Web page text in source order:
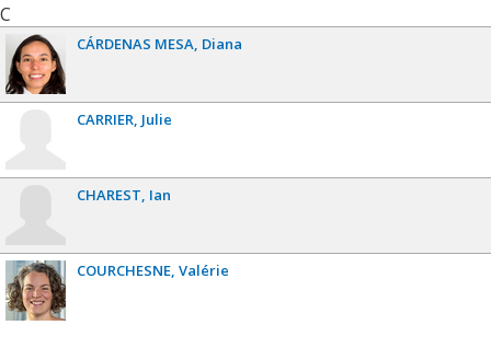
C
CÁRDENAS MESA Diana
CARRIER Julie
CHAREST Ian
COURCHESNE Valérie